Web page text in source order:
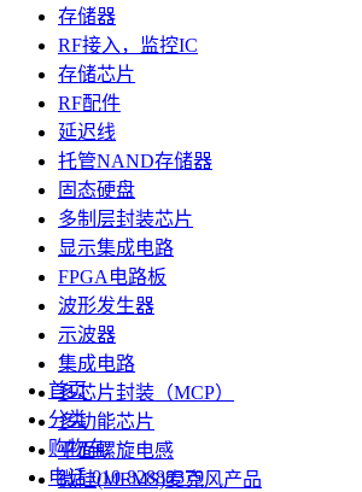
存储器
RF接入，监控IC
存储芯片
RF配件
延迟线
托管NAND存储器
固态硬盘
多制层封装芯片
显示集成电路
FPGA电路板
波形发生器
示波器
集成电路
多芯片封装（MCP）
多功能芯片
平面螺旋电感
微硅(MEMS)麦克风产品
首页
分类
购物车
电话 010-82888379